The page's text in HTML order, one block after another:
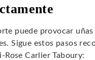
puede provocar uñas
Sigue estos pasos
Rose Carlier Taboury: